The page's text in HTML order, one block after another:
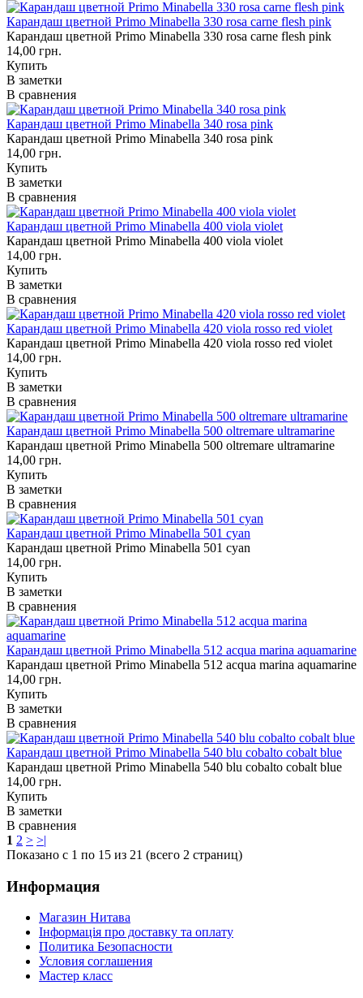
Карандаш цветной Primo Minabella 330 rosa carne flesh pink
Карандаш цветной Primo Minabella 330 rosa carne flesh pink
14,00 грн.
Купить
В заметки
В сравнения
Карандаш цветной Primo Minabella 340 rosa pink
Карандаш цветной Primo Minabella 340 rosa pink
14,00 грн.
Купить
В заметки
В сравнения
Карандаш цветной Primo Minabella 400 viola violet
Карандаш цветной Primo Minabella 400 viola violet
14,00 грн.
Купить
В заметки
В сравнения
Карандаш цветной Primo Minabella 420 viola rosso red violet
Карандаш цветной Primo Minabella 420 viola rosso red violet
14,00 грн.
Купить
В заметки
В сравнения
Карандаш цветной Primo Minabella 500 oltremare ultramarine
Карандаш цветной Primo Minabella 500 oltremare ultramarine
14,00 грн.
Купить
В заметки
В сравнения
Карандаш цветной Primo Minabella 501 cyan
Карандаш цветной Primo Minabella 501 cyan
14,00 грн.
Купить
В заметки
В сравнения
Карандаш цветной Primo Minabella 512 acqua marina aquamarine
Карандаш цветной Primo Minabella 512 acqua marina aquamarine
14,00 грн.
Купить
В заметки
В сравнения
Карандаш цветной Primo Minabella 540 blu cobalto cobalt blue
Карандаш цветной Primo Minabella 540 blu cobalto cobalt blue
14,00 грн.
Купить
В заметки
В сравнения
1 2 > >|
Показано с 1 по 15 из 21 (всего 2 страниц)
Информация
Магазин Нитава
Інформація про доставку та оплату
Политика Безопасности
Условия соглашения
Мастер класс